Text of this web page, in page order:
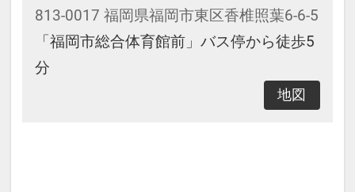
813-0017 福岡県福岡市東区香椎照葉6-6-5
「福岡市総合体育館前」バス停から徒歩5
分
地図